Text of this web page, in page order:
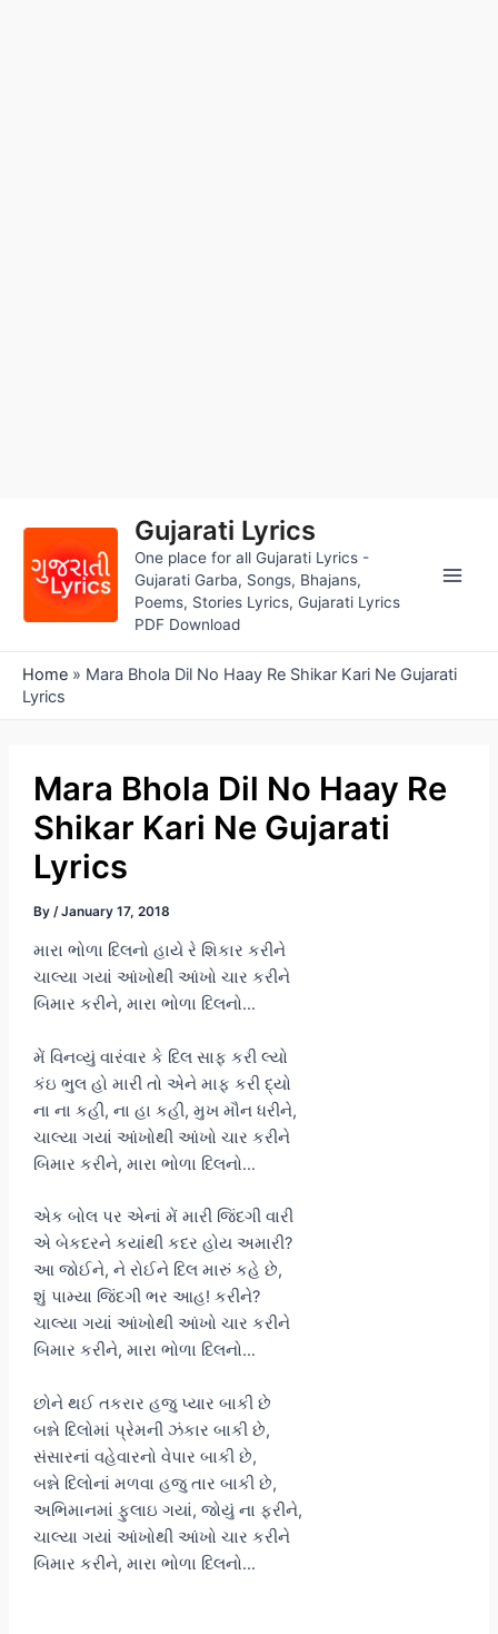
content
Gujarati Lyrics
One place for all Gujarati Lyrics -
Gujarati Garba, Songs, Bhajans,
Poems, Stories Lyrics, Gujarati Lyrics
PDF Download
Home » Mara Bhola Dil No Haay Re Shikar Kari Ne Gujarati
Lyrics
Mara Bhola Dil No Haay Re
Shikar Kari Ne Gujarati
Lyrics
By /January 17, 2018
મારા ભોળા દિલનો હાયે રે શિકાર કરીને
ચાલ્યા ગયાં આંખોથી આંખો ચાર કરીને
બિમાર કરીને, મારા ભોળા દિલનો…
મેં વિનવ્યું વારંવાર કે દિલ સાફ કરી લ્યો
કંઇ ભુલ હો મારી તો એને માફ કરી દ્યો
ના ના કહી, ના હા કહી, મુખ મૌન ધરીને,
ચાલ્યા ગયાં આંખોથી આંખો ચાર કરીને
બિમાર કરીને, મારા ભોળા દિલનો…
એક બોલ પર એનાં મેં મારી જિંદગી વારી
એ બેકદરને કયાંથી કદર હોય અમારી?
આ જોઈને, ને રોઈને દિલ મારું કહે છે,
શું પામ્યા જિંદગી ભર આહ! કરીને?
ચાલ્યા ગયાં આંખોથી આંખો ચાર કરીને
બિમાર કરીને, મારા ભોળા દિલનો…
છોને થઈ તકરાર હજુ પ્યાર બાકી છે
બન્ને દિલોમાં પ્રેમની ઝંકાર બાકી છે,
સંસારનાં વહેવારનો વેપાર બાકી છે,
બન્ને દિલોનાં મળવા હજુ તાર બાકી છે,
અભિમાનમાં ફુલાઇ ગયાં, જોયું ના ફરીને,
ચાલ્યા ગયાં આંખોથી આંખો ચાર કરીને
બિમાર કરીને, મારા ભોળા દિલનો…